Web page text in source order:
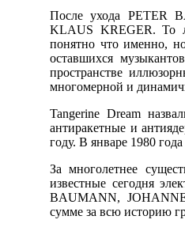
После ухода PETER
KLAUS KREGER. То
понятно что именно,
оставшихся
пространстве
многомерной и
Tangerine Dream
антиракетные и
году. В январе 1980
За многолетнее
известные сегодня
BAUMANN,
сумме за всю историю